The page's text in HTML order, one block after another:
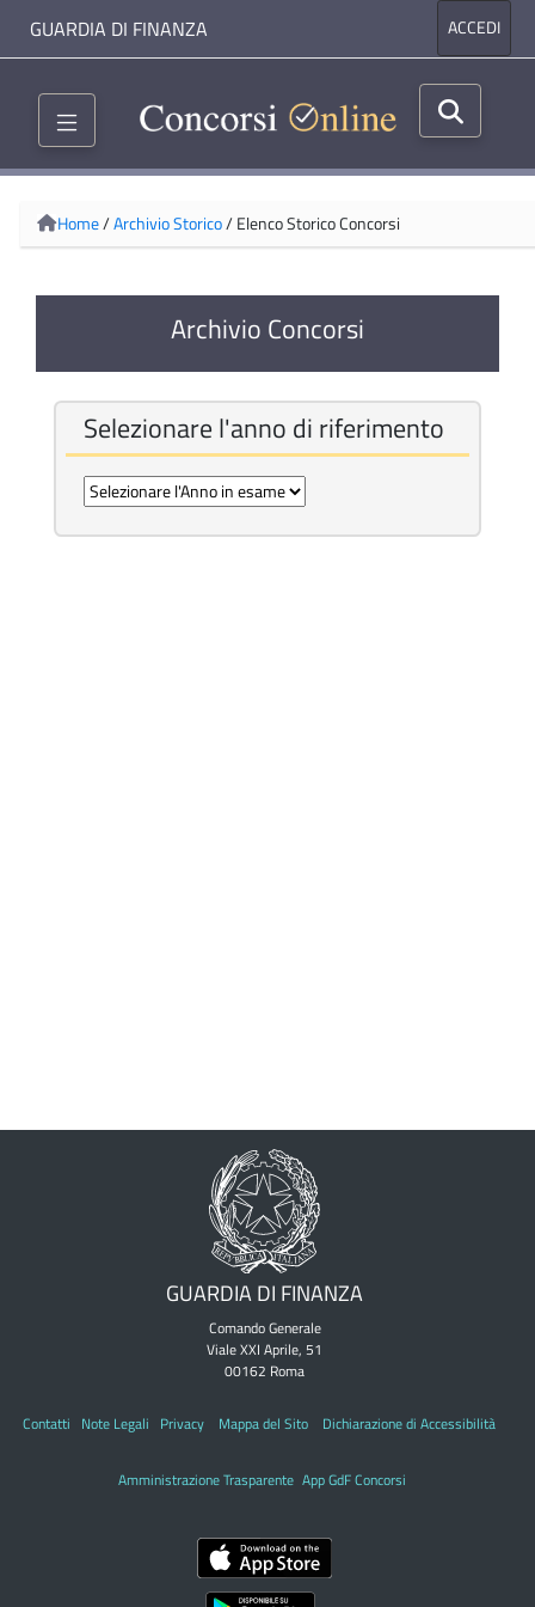
GUARDIA DI FINANZA ACCEDI
Home/Archivio Storico/Elenco Storico Concorsi
Archivio Concorsi
Selezionare l'anno di riferimento
GUARDIA DI FINANZA
Comando Generale
Viale XXI Aprile, 51
00162 Roma
Contatti Note Legali Privacy Mappa del Sito Dichiarazione di Accessibilità
Amministrazione Trasparente App GdF Concorsi